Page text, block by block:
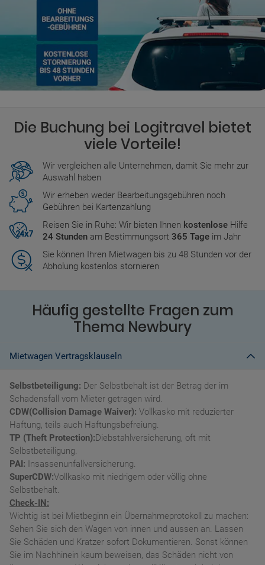
Die Buchung bei Logitravel bietet
viele Vorteile!
Wir vergleichen alle Unternehmen, damit Sie mehr zur
Auswahl haben
Wir erheben weder Bearbeitungsgebühren noch
Gebühren bei Kartenzahlung
Reisen Sie in Ruhe: Wir bieten Ihnen kostenlose Hilfe
24 Stunden am Bestimmungsort 365 Tage im Jahr
Sie können Ihren Mietwagen bis zu 48 Stunden vor der
Abholung kostenlos stornieren
Häufig gestellte Fragen zum
Thema Newbury
Mietwagen Vertragsklauseln
Selbstbeteiligung: Der Selbstbehalt ist der Betrag der im
Schadensfall vom Mieter getragen wird.
CDW(Collision Damage Waiver): Vollkasko mit reduzierter
Haftung, teils auch Haftungsbefreiung.
TP (Theft Protection):Diebstahlversicherung, oft mit
Selbstbeteiligung.
PAI: Insassenunfallversicherung.
SuperCDW:Vollkasko mit niedrigem oder völlig ohne
Selbstbehalt.
Check-IN:
Wichtig ist bei Mietbeginn ein Übernahmeprotokoll zu machen:
Sehen Sie sich den Wagen von innen und aussen an. Lassen
Sie Schäden und Kratzer sofort Dokumentieren. Sonst können
Sie im Nachhinein kaum beweisen, das Schäden nicht von